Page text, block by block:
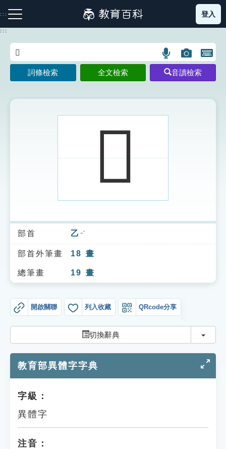
到
主
:::
注音索引圖示 筆畫索引圖示 部首索引表圖示
索引選單
知識索引
單字索引
貓頭鷹博士
登入
:::
語
言
搜
示
圖
片
搜
開
鍵
圖
詞條檢索 全文檢索 音讀檢索
𠄊
部首 乙 ㄧˇ
部首外筆畫 18 畫
總筆畫 19 畫
開啟關聯 列入收藏 QRcode分享
切換辭典 切換
教育部異體字字典
字級：
異體字
注音：